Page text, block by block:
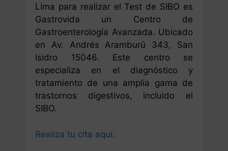
Lima para realizar el Test de SIBO es
Gastrovida un Centro de
Gastroenterología Avanzada. Ubicado
en Av. Andrés Aramburú 343, San
Isidro 15046. Este centro se
especializa en el diagnóstico y
tratamiento de una amplia gama de
trastornos digestivos, incluido el
SIBO.
Realiza tu cita aquí.